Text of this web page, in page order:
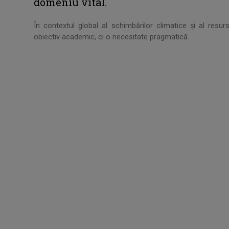
În contextul global al schimbărilor climatice și al
obiectiv academic, ci o necesitate pragmatică.